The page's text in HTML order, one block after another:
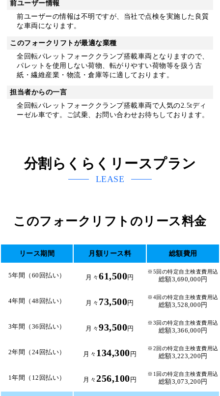
前ユーザー情報
前ユーザーの情報は不明ですが、当社で点検を実施した良質
な車両になります。
このフォークリフトが最適な業種
全回転パレットフォーククランプ搭載車両となりますので、
パレットを使用しない荷物、転がりやすい荷物等を扱う古
紙・繊維産業・物流・倉庫等に適しております。
担当者からの一言
全回転パレットフォーククランプ搭載車両で人気の2.5tディ
ーゼル車です。ご試乗、お問い合わせお待ちしております。
分割らくらくリースプラン
LEASE
このフォークリフトのリース料金
リース期間 月額リース料 総額費用
5年間（60回払い） 月々61,500円
※5回の特定自主検査費用込
総額3,690,000円
4年間（48回払い） 月々 73,500円
※4回の特定自主検査費用込
総額3,528,000円
3年間（36回払い） 月々93,500円
※3回の特定自主検査費用込
総額3,366,000円
2年間（24回払い） 月々 134,300 円
※2回の特定自主検査費用込
総額3,223,200円
1年間（12回払い） 月々 256,100 円
※1回の特定自主検査費用込
総額3,073,200円